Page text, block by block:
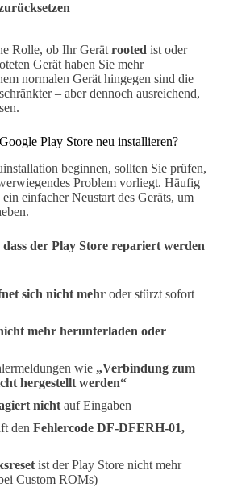
Rolle, ob Ihr Gerät rooted ist oder
Gerät haben Sie mehr
normalen Gerät hingegen sind die
– aber dennoch ausreichend,
Play Store neu installieren?
beginnen, sollten Sie prüfen,
Problem vorliegt. Häufig
einfacher Neustart des Geräts, um
dass der Play Store repariert werden
sich nicht mehr oder stürzt sofort
mehr herunterladen oder
wie „Verbindung zum
hergestellt werden“
nicht auf Eingaben
den Fehlercode DF-DFERH-01,
ist der Play Store nicht mehr
Custom ROMs)